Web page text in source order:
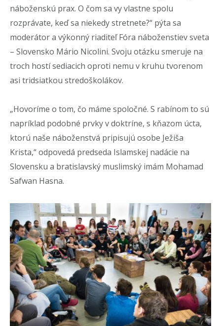
náboženskú prax. O čom sa vy vlastne spolu
rozprávate, keď sa niekedy stretnete?“ pýta sa
moderátor a výkonný riaditeľ Fóra náboženstiev sveta
– Slovensko Mário Nicolini. Svoju otázku smeruje na
troch hostí sediacich oproti nemu v kruhu tvorenom
asi tridsiatkou stredoškolákov.
„Hovoríme o tom, čo máme spoločné. S rabínom to sú
napríklad podobné prvky v doktríne, s kňazom úcta,
ktorú naše náboženstvá pripisujú osobe Ježiša
Krista,“ odpovedá predseda Islamskej nadácie na
Slovensku a bratislavský muslimský imám Mohamad
Safwan Hasna.